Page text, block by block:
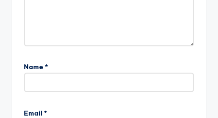
Name *
Email *